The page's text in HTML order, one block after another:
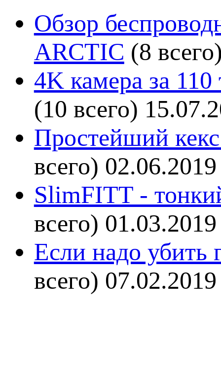
Обзор
ARCTIC (8
4K камера за
(10 всего)
Простейший кекс
всего) 02.06.2019
SlimFITT -
всего) 01.03.2019
Если надо убить
всего) 07.02.2019